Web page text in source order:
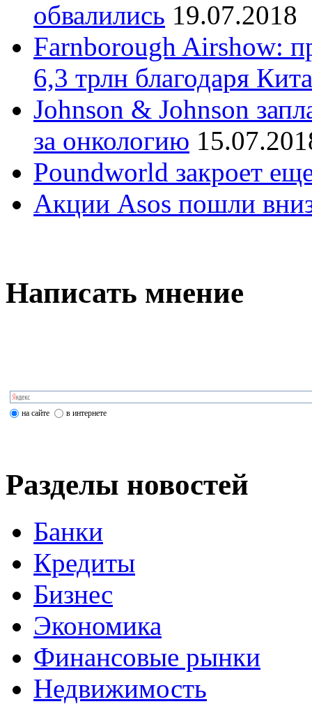
обвалились 19.07.2018
Farnborough Airshow:
6,3 трлн благодаря
Johnson & Johnson
за онкологию
Poundworld закроет
Акции Asos пошли
Написать мнение
на сайте в интернете
Разделы новостей
Банки
Кредиты
Бизнес
Экономика
Финансовые рынки
Недвижимость